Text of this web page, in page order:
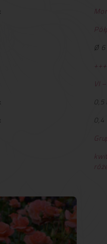
Ø
+++
VI
0,5